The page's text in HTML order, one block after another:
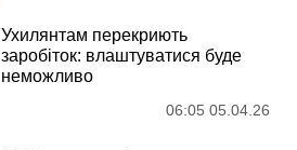
Ухилянтам перекриють
заробіток: влаштуватися буде
неможливо
06:05 05.04.26